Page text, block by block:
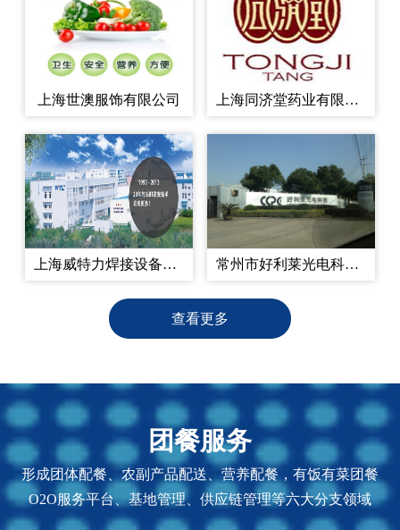
上海世澳服饰有限公司 上海同济堂药业有限公司
上海威特力焊接设备制造股份有限公司 常州市好利莱光电科技有限公司
查看更多
团餐服务
形成团体配餐、农副产品配送、营养配餐，有饭有菜团餐
O2O服务平台、基地管理、供应链管理等六大分支领域